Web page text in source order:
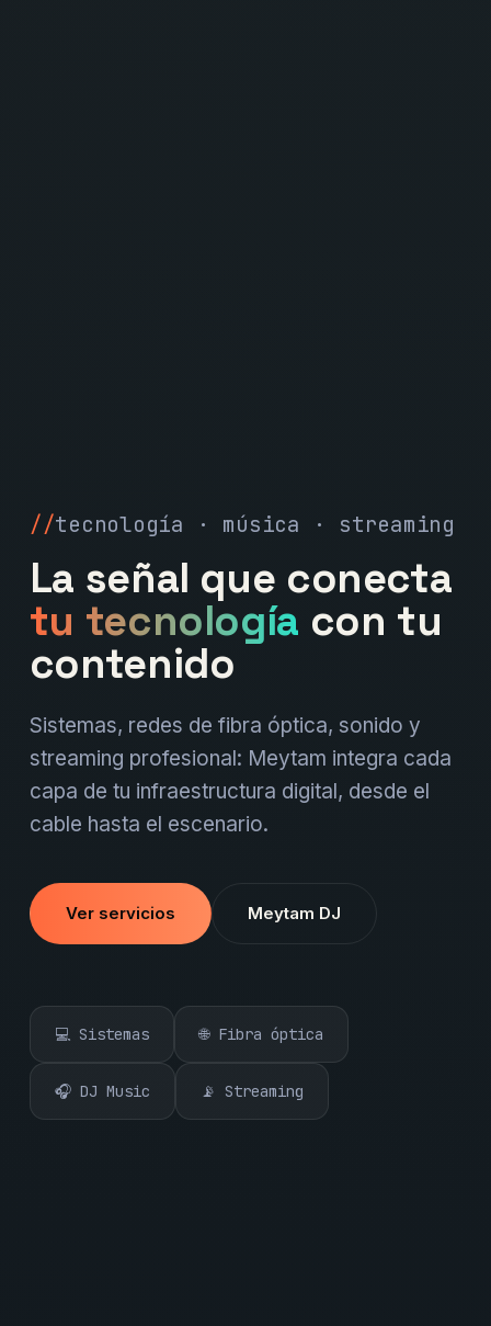
tecnología · música · streaming
La señal que conecta
tu tecnología con tu
contenido
Sistemas, redes de fibra óptica, sonido y
streaming profesional: Meytam integra cada
capa de tu infraestructura digital, desde el
cable hasta el escenario.
Ver servicios Meytam DJ
💻 Sistemas 🌐 Fibra óptica
🎧 DJ Music 📡 Streaming